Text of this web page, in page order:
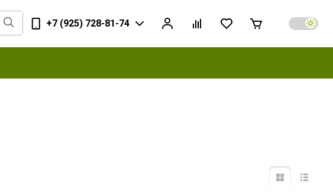
+7 (925) 728-81-74